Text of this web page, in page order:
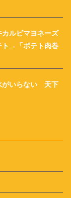
ルビマヨネーズ
ト→「ポテト肉巻
がいらない 天下